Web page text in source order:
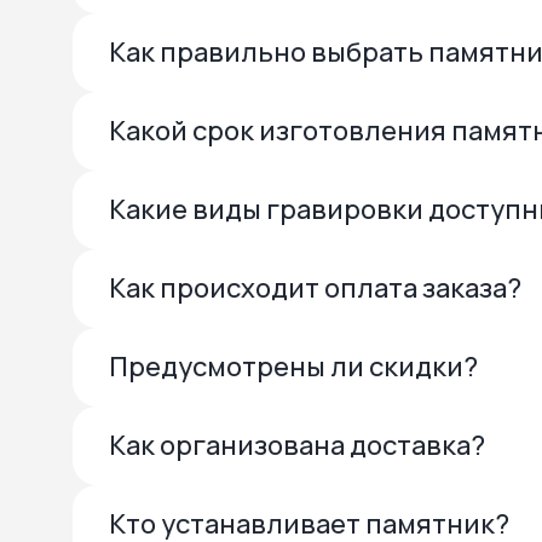
Как правильно выбрать
Какой срок изготовления
Какие виды гравировки
Как происходит оплата заказа?
Предусмотрены ли скидки?
Как организована доставка?
Кто устанавливает памятник?